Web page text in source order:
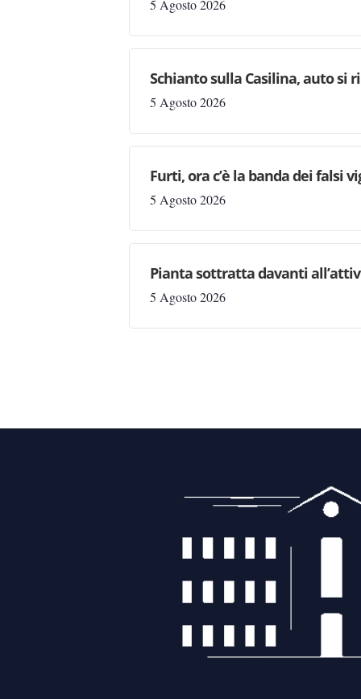
5 Agosto 2026
Schianto sulla Casilina, auto si
5 Agosto 2026
Furti, ora c’è la banda dei falsi
5 Agosto 2026
Pianta sottratta davanti
5 Agosto 2026